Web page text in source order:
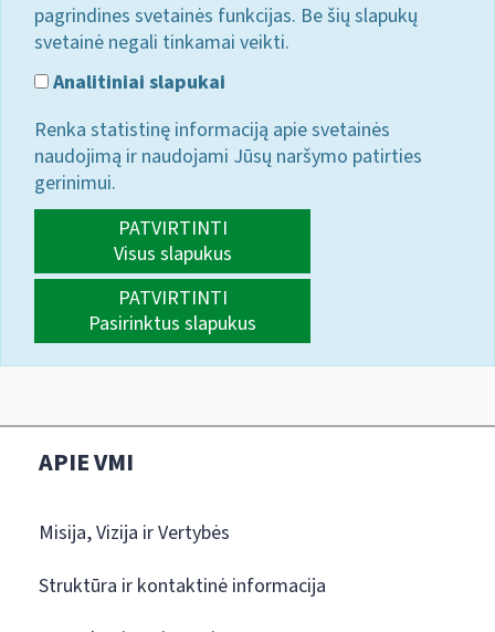
pagrindines svetainės funkcijas. Be šių slapukų
svetainė negali tinkamai veikti.
Analitiniai slapukai
Renka statistinę informaciją apie svetainės
naudojimą ir naudojami Jūsų naršymo patirties
gerinimui.
PATVIRTINTI
Visus slapukus
PATVIRTINTI
Pasirinktus slapukus
APIE VMI
Misija, Vizija ir Vertybės
Struktūra ir kontaktinė informacija